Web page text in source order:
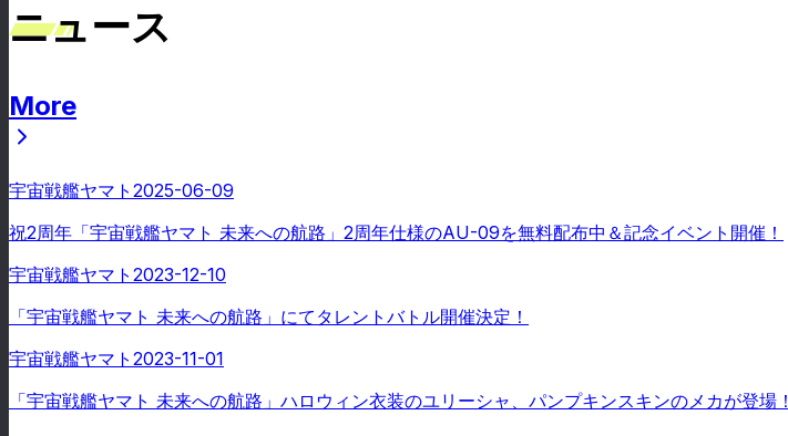
ニュース
More
宇宙戦艦ヤマト 2025-06-09
祝2周年「宇宙戦艦ヤマト 未来への航路」2周年仕様のAU-09を無料配布中＆記念イベント開催！
宇宙戦艦ヤマト 2023-12-10
「宇宙戦艦ヤマト 未来への航路」にてタレントバトル開催決定！
宇宙戦艦ヤマト 2023-11-01
「宇宙戦艦ヤマト 未来への航路」ハロウィン衣装のユリーシャ、パンプキンスキンのメカが登場！